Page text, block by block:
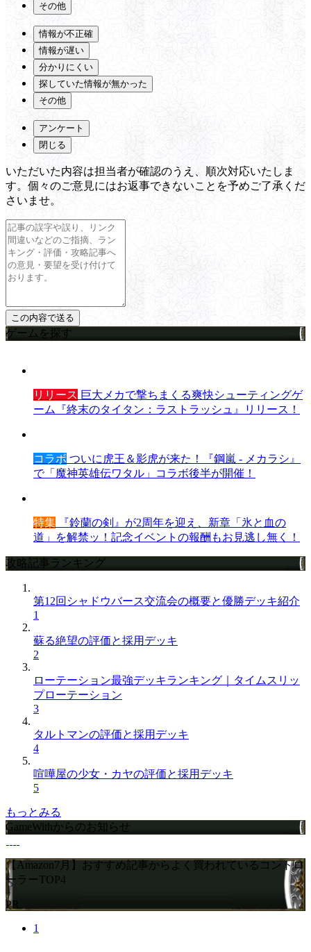
その他
情報が不正確
情報が遅い
分かりにくい
探していた情報が無かった
その他
アンケート
閉じる
いただいた内容は担当者が確認のうえ、順次対応いたしま
す。個々のご意見にはお返事できないことを予めご了承くだ
さいませ。
ゲームを探す
リリース 巨大メカで撃ちまくる爽快シューティングゲ
ーム『終末のタイタン：ラストラッシュ』リリース！
コラボ ついに虎王＆影虎が来た！『鋼嵐 - メカラシ』
で「魔神英雄伝ワタル」コラボ後半が開催！
特集 『鈴蘭の剣』が2周年を迎え、新章「氷と血の
道」を解禁ッ！記念イベントの報酬もお見逃し無く！
攻略記事ランキング
第12回シャドウバース交流会の概要と優勝デッキ紹介
1
蘇る絶望の評価と採用デッキ
2
ローテーション最強デッキランキング｜タイムスリッ
プローテーション
3
タルトマンの評価と採用デッキ
4
喧嘩屋の少女・カヤの評価と採用デッキ
5
もっとみる
GameWithからのお知らせ
【Amazon7月】おすすめ記事からよく買われているコントロ
ーラーTOP4
PR
1